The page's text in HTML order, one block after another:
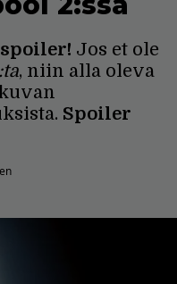
Jos et ole
, niin alla oleva
Spoiler